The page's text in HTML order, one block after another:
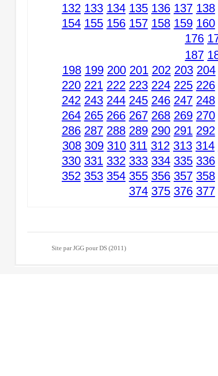
132 133 134 135 136 137 138
154 155 156 157 158 159 160
176
187
198 199 200 201 202 203 204
220 221 222 223 224 225 226
242 243 244 245 246 247 248
264 265 266 267 268 269 270
286 287 288 289 290 291 292
308 309 310 311 312 313 314
330 331 332 333 334 335 336
352 353 354 355 356 357 358
374 375 376 377
Site par JGG pour DS (2011)